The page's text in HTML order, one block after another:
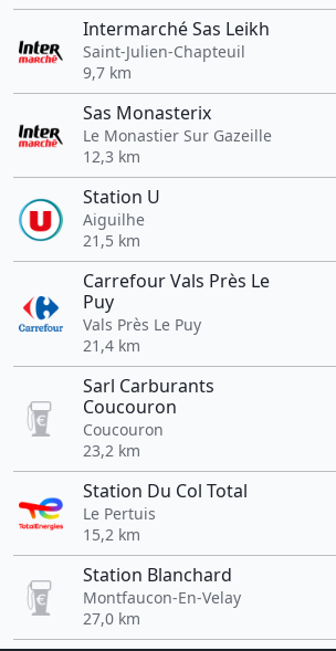
Intermarché Sas Leikh
Saint-Julien-Chapteuil
9,7 km
Sas Monasterix
Le Monastier Sur Gazeille
12,3 km
Station U
Aiguilhe
21,5 km
Carrefour Vals Près Le
Puy
Vals Près Le Puy
21,4 km
Sarl Carburants
Coucouron
Coucouron
23,2 km
Station Du Col Total
Le Pertuis
15,2 km
Station Blanchard
Montfaucon-En-Velay
27,0 km